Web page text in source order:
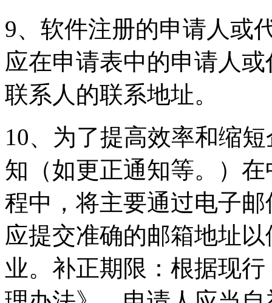
9、软件注册的申请人或
应在申请表中的申请人
联系人的联系地址。
10、为了提高效率和缩
知（如更正通知等。）
程中，将主要通过电子
应提交准确的邮箱地址
业。补正期限：根据现